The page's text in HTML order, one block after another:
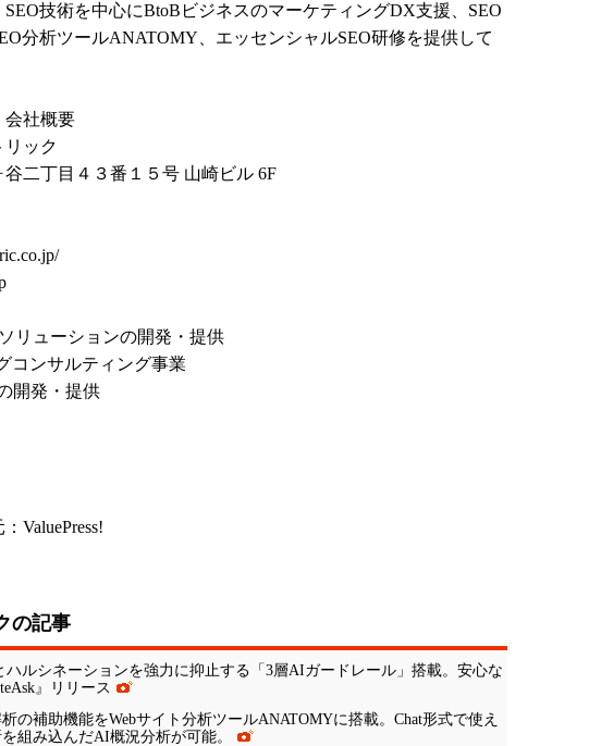
技術を中心にBtoBビジネスのマーケティングDX支援、SEO
分析ツールANATOMY、エッセンシャルSEO研修を提供して
社概要
ック
二丁目４３番１５号 山崎ビル 6F
リューションの開発・提供
コンサルティング事業
開発・提供
ValuePress!
の記事
ハルシネーションを強力に抑止する「3層AIガードレール」搭載。安心な
』リリース
の補助機能をWebサイト分析ツールANATOMYに搭載。Chat形式で使え
組み込んだAI概況分析が可能。